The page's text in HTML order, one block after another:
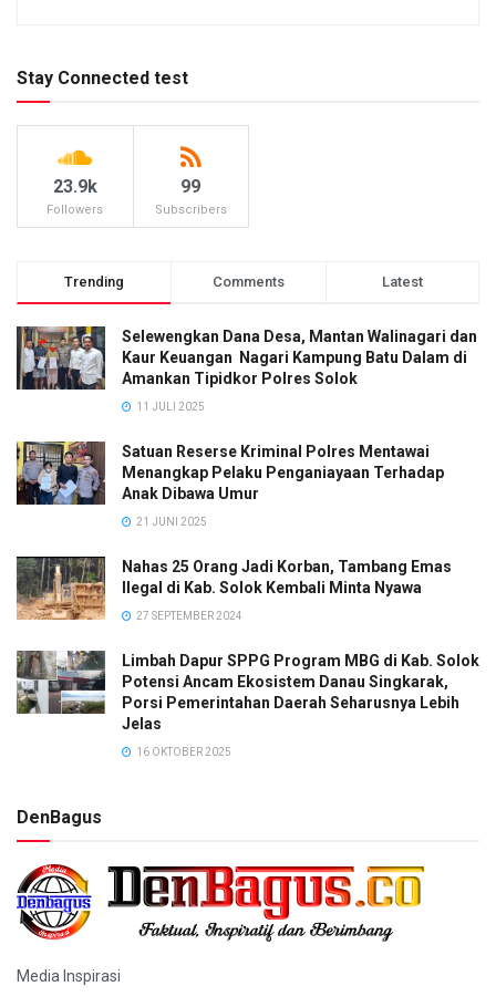
Stay Connected test
23.9k
Followers
99
Subscribers
Trending Comments Latest
Selewengkan Dana Desa, Mantan Walinagari dan
Kaur Keuangan Nagari Kampung Batu Dalam di
Amankan Tipidkor Polres Solok
11 JULI 2025
Satuan Reserse Kriminal Polres Mentawai
Menangkap Pelaku Penganiayaan Terhadap
Anak Dibawa Umur
21 JUNI 2025
Nahas 25 Orang Jadi Korban, Tambang Emas
Ilegal di Kab. Solok Kembali Minta Nyawa
27 SEPTEMBER 2024
Limbah Dapur SPPG Program MBG di Kab. Solok
Potensi Ancam Ekosistem Danau Singkarak,
Porsi Pemerintahan Daerah Seharusnya Lebih
Jelas
16 OKTOBER 2025
DenBagus
Media Inspirasi